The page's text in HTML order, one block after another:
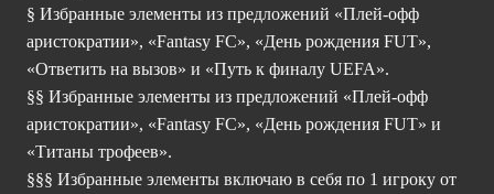
§ Избранные элементы из предложений «Плей-офф
аристократии», «Fantasy FC», «День рождения FUT»,
«Ответить на вызов» и «Путь к финалу UEFA».
§§ Избранные элементы из предложений «Плей-офф
аристократии», «Fantasy FC», «День рождения FUT» и
«Титаны трофеев».
§§§ Избранные элементы включаю в себя по 1 игроку от